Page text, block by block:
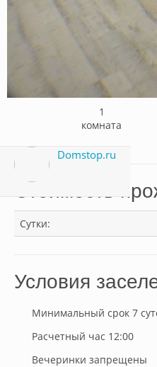
1
комната
Domstop.ru
Стоимость
Сутки:
Условия
Минимальный срок 7
Расчетный час 12:00
Вечеринки запрещены